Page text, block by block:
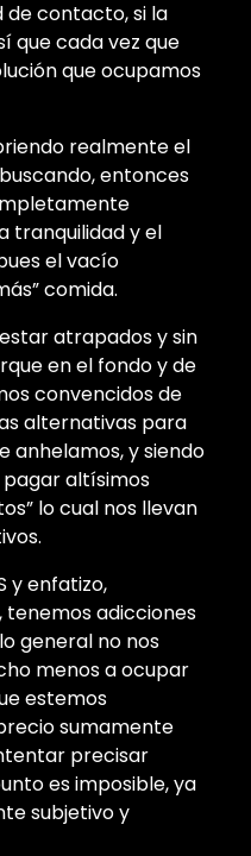
de contacto, si la
que cada vez que
que ocupamos
realmente el
entonces
tranquilidad y el
el vacío
comida.
atrapados y sin
en el fondo y de
convencidos de
alternativas para
anhelamos, y siendo
pagar altísimos
lo cual nos llevan
y enfatizo,
tenemos adicciones
general no nos
menos a ocupar
estemos
sumamente
precisar
es imposible, ya
subjetivo y